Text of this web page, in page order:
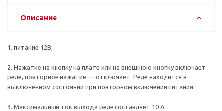
Описание
1. питание 12В;
2. Нажатие на кнопку на плате или на внешнюю кнопку включает
реле, повторное нажатие — отключает. Реле находится в
выключенном состоянии при повторном включении питания
3. Максимальный ток выхода реле составляет 10 А